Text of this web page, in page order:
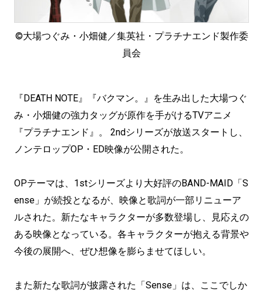
©︎大場つぐみ・小畑健／集英社・プラチナエンド製作委
員会
『DEATH NOTE』『バクマン。』を生み出した大場つぐ
み・小畑健の強力タッグが原作を手がけるTVアニメ
『プラチナエンド』。 2ndシリーズが放送スタートし、
ノンテロップOP・ED映像が公開された。
OPテーマは、1stシリーズより大好評のBAND-MAID「S
ense」が続投となるが、映像と歌詞が一部リニューア
ルされた。新たなキャラクターが多数登場し、見応えの
ある映像となっている。各キャラクターが抱える背景や
今後の展開へ、ぜひ想像を膨らませてほしい。
また新たな歌詞が披露された「Sense」は、ここでしか